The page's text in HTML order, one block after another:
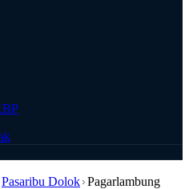
Pasaribu Dolok Pagarlambung